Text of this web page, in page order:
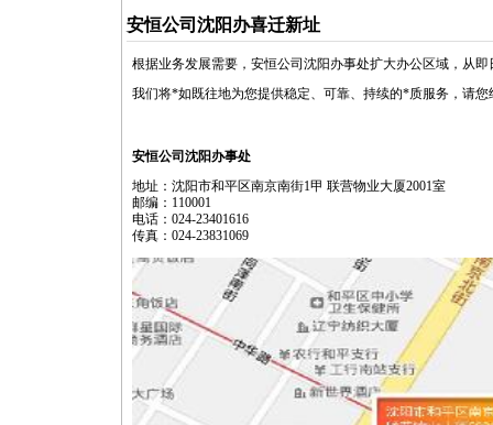
安恒公司沈阳办喜迁新址
根据业务发展需要，安恒公司沈阳办事处扩大办公区域，从
我们将*如既往地为您提供稳定、可靠、持续的*质服务，请
安恒公司沈阳办事处
地址：沈阳市和平区南京南街1甲 联营物业大厦2001室
邮编：110001
电话：024-23401616
传真：024-23831069